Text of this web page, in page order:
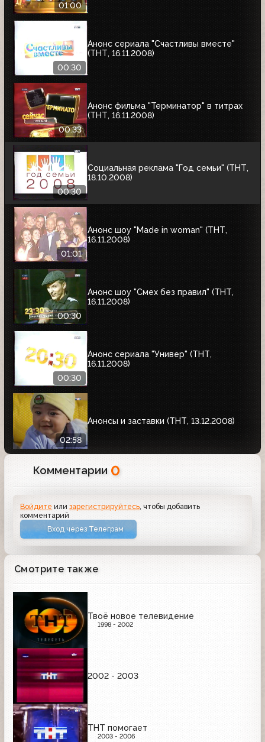
01:00
00:30
Анонс сериала "Счастливы вместе"
(ТНТ, 16.11.2008)
00:33
Анонс фильма "Терминатор" в титрах
(ТНТ, 16.11.2008)
00:30
Социальная реклама "Год семьи" (ТНТ,
18.10.2008)
01:01
Анонс шоу "Made in woman" (ТНТ,
16.11.2008)
00:30
Анонс шоу "Смех без правил" (ТНТ,
16.11.2008)
00:30
Анонс сериала "Универ" (ТНТ,
16.11.2008)
02:58
Анонсы и заставки (ТНТ, 13.12.2008)
Комментарии 0
Войдите илизарегистрируйтесь , чтобы добавить
комментарий
Вход через Телеграм
Смотрите также
Твоё новое телевидение
1998 - 2002
2002 - 2003
ТНТ помогает
2003 - 2006